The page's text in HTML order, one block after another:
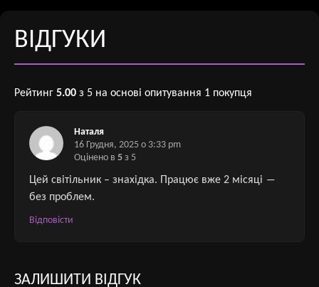
ВІДГУКИ
Рейтинг 5.00 з 5 на основі опитування 1 покупця
Наталя
16 Грудня, 2025 о 3:33 pm
Оцінено в 5 з 5
Цей світільник – знахідка. Працює вже 2 місяці ―
без проблем.
Відповіcти
ЗАЛИШИТИ ВІДГУК